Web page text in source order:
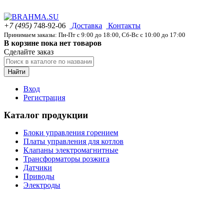
+7 (495) 748-92-06 Доставка Контакты
Принимаем заказы: Пн-Пт с 9:00 до 18:00, Сб-Вс с 10:00 до 17:00
В корзине пока нет товаров
Сделайте заказ
Найти
Вход
Регистрация
Каталог продукции
Блоки управления горением
Платы управления для котлов
Клапаны электромагнитные
Трансформаторы розжига
Датчики
Приводы
Электроды